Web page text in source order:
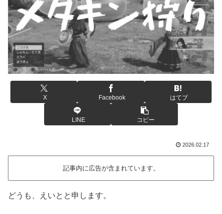
X Facebook はてブ
LINE コピー
2026.02.17
記事内に広告が含まれています。
どうも、えいとと申します。